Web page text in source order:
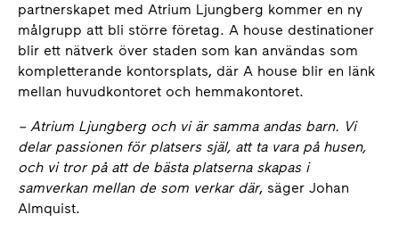
partnerskapet med Atrium Ljungberg kommer en ny
målgrupp att bli större företag. A house destinationer
blir ett nätverk över staden som kan användas som
kompletterande kontorsplats, där A house blir en länk
mellan huvudkontoret och hemmakontoret.
– Atrium Ljungberg och vi är samma andas barn. Vi
delar passionen för platsers själ, att ta vara på husen,
och vi tror på att de bästa platserna skapas i
samverkan mellan de som verkar där, säger Johan
Almquist.